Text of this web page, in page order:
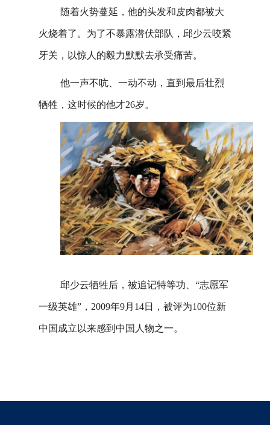
随着火势蔓延，他的头发和皮肉都被大
火烧着了。为了不暴露潜伏部队，邱少云咬紧
牙关，以惊人的毅力默默去承受痛苦。
他一声不吭、一动不动，直到最后壮烈
牺牲，这时候的他才26岁。
邱少云牺牲后，被追记特等功、“志愿军
一级英雄”，2009年9月14日，被评为100位新
中国成立以来感到中国人物之一。